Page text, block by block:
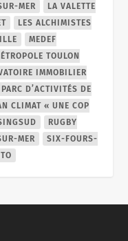
MER
LA VALETTE
LES ALCHIMISTES
MEDEF
TOULON
IMMOBILIER
PARC D’ACTIVITÉS DE
CLIMAT « UNE COP
RUGBY
MER
SIX-FOURS-